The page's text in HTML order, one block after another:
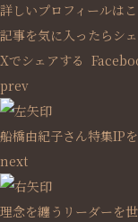
詳しいプロフィールは
記事を気に入ったらシ
Xでシェアする
prev
船橋由紀子さん特集IP
next
理念を纏うリーダーを